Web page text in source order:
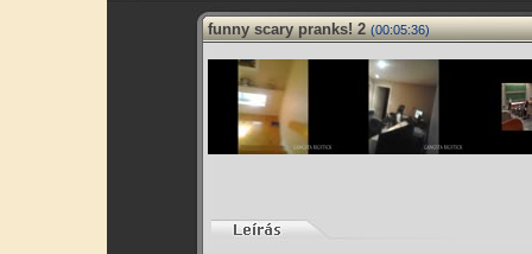
funny scary pranks! 2 (00:05:36)